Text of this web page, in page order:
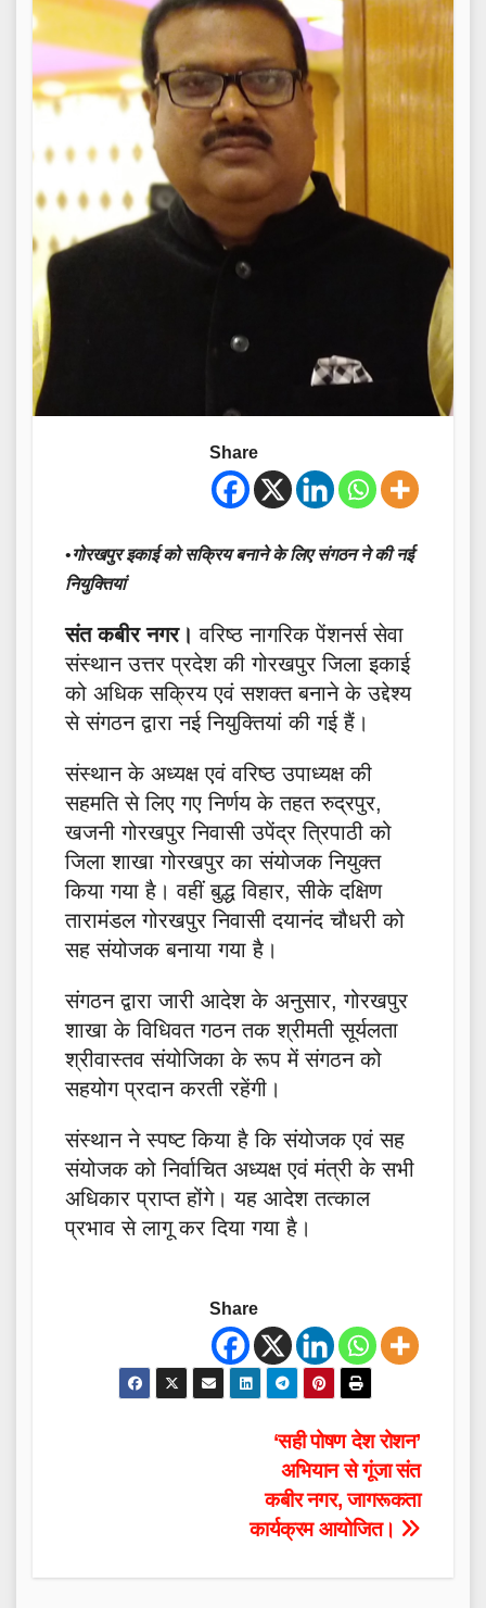
Share
•गोरखपुर इकाई को सक्रिय बनाने के लिए संगठन ने की नई
नियुक्तियां
संत कबीर नगर।वरिष्ठ नागरिक पेंशनर्स सेवा
संस्थान उत्तर प्रदेश की गोरखपुर जिला इकाई
को अधिक सक्रिय एवं सशक्त बनाने के उद्देश्य
से संगठन द्वारा नई नियुक्तियां की गई हैं।
संस्थान के अध्यक्ष एवं वरिष्ठ उपाध्यक्ष की
सहमति से लिए गए निर्णय के तहत रुद्रपुर,
खजनी गोरखपुर निवासी उपेंद्र त्रिपाठी को
जिला शाखा गोरखपुर का संयोजक नियुक्त
किया गया है। वहीं बुद्ध विहार, सीके दक्षिण
तारामंडल गोरखपुर निवासी दयानंद चौधरी को
सह संयोजक बनाया गया है।
संगठन द्वारा जारी आदेश के अनुसार, गोरखपुर
शाखा के विधिवत गठन तक श्रीमती सूर्यलता
श्रीवास्तव संयोजिका के रूप में संगठन को
सहयोग प्रदान करती रहेंगी।
संस्थान ने स्पष्ट किया है कि संयोजक एवं सह
संयोजक को निर्वाचित अध्यक्ष एवं मंत्री के सभी
अधिकार प्राप्त होंगे। यह आदेश तत्काल
प्रभाव से लागू कर दिया गया है।
Share
‘सही पोषण देश रोशन’
अभियान से गूंजा संत
कबीर नगर, जागरूकता
कार्यक्रम आयोजित।